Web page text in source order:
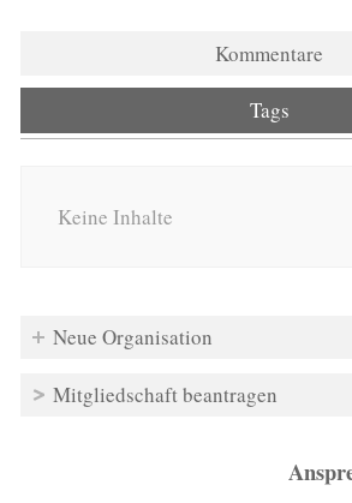
Kommentare
Tags
Keine Inhalte
Neue Organisation
Mitgliedschaft beantragen